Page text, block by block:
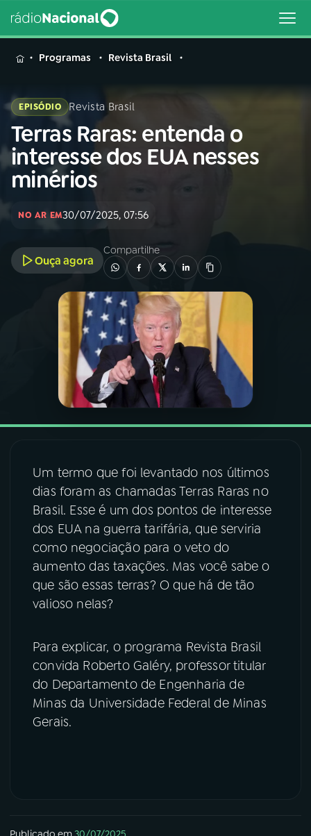
MENU
Buscar
na
Rádio
Nacional
Buscar
A RÁDIO
PROGRAMAÇÃO
PROGRAMAS
VIDEOCASTS
07 ÚLTIMAS
08 FESTIVAL DE MÚSICA
YouTube Facebook
Instagram X
TikTok
Programas Revista Brasil
EPISÓDIO Revista Brasil
Terras Raras: entenda o
interesse dos EUA nesses
minérios
NO AR EM30/07/2025, 07:56
Ouça agora
Compartilhe
Um termo que foi levantado nos últimos
dias foram as chamadas Terras Raras no
Brasil. Esse é um dos pontos de interesse
dos EUA na guerra tarifária, que serviria
como negociação para o veto do
aumento das taxações. Mas você sabe o
que são essas terras? O que há de tão
valioso nelas?
Para explicar, o programa Revista Brasil
convida Roberto Galéry, professor titular
do Departamento de Engenharia de
Minas da Universidade Federal de Minas
Gerais.